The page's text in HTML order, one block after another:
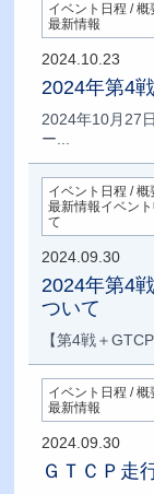
イベント日程 / 概
最新情報
2024.10.23
2024年第4
2024年10月27
ー...
イベント日程 / 概
最新情報イベン
て
2024.09.30
2024年第4
ついて
【第4戦＋
イベント日程 / 概
最新情報
2024.09.30
ＧＴＣＰ走